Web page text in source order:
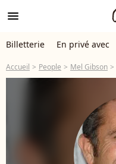
menu
Billetterie En privé avec
Accueil People Mel Gibson